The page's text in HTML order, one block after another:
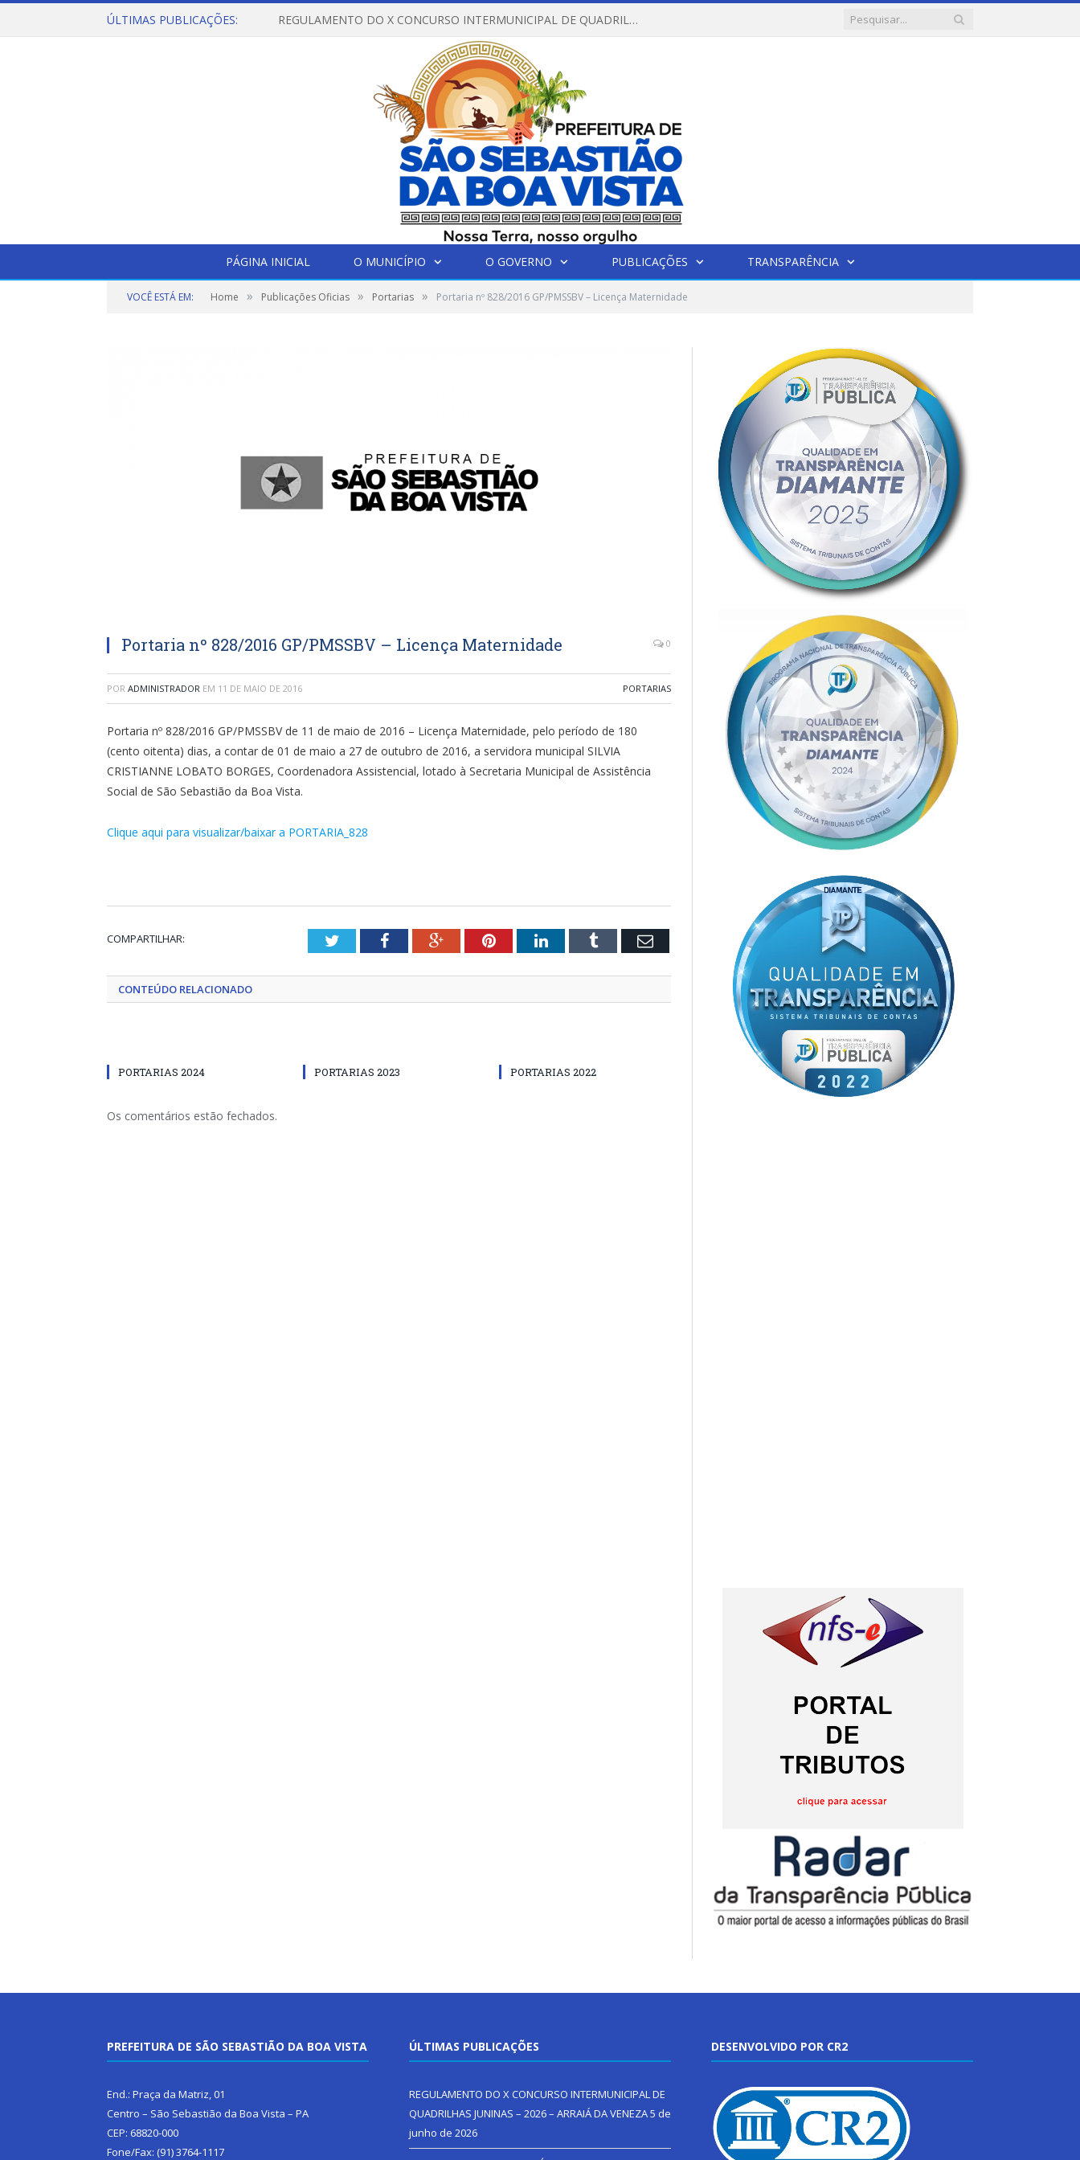
ÚLTIMAS PUBLICAÇÕES: REGULAMENTO DO X CONCURSO INTERMUNICIPAL DE QUADRILHAS JUNINAS – 2026 – ARRAIÁ DA VENEZA
PÁGINA INICIAL O MUNICÍPIO O GOVERNO PUBLICAÇÕES TRANSPARÊNCIA
VOCÊ ESTÁ EM: Home » Publicações Oficias » Portarias » Portaria nº 828/2016 GP/PMSSBV – Licença Maternidade
Portaria nº 828/2016 GP/PMSSBV – Licença Maternidade 0
POR ADMINISTRADOR EM 11 DE MAIO DE 2016 PORTARIAS
Portaria nº 828/2016 GP/PMSSBV de 11 de maio de 2016 – Licença Maternidade, pelo período de 180
(cento oitenta) dias, a contar de 01 de maio a 27 de outubro de 2016, a servidora municipal SILVIA
CRISTIANNE LOBATO BORGES, Coordenadora Assistencial, lotado à Secretaria Municipal de Assistência
Social de São Sebastião da Boa Vista.
Clique aqui para visualizar/baixar a PORTARIA_828
COMPARTILHAR: TwitterFacebookGoogle+PinterestLinkedInTumblr Email
CONTEÚDO RELACIONADO
PORTARIAS 2024 PORTARIAS 2023 PORTARIAS 2022
Os comentários estão fechados.
PREFEITURA DE SÃO SEBASTIÃO DA BOA VISTA
End.: Praça da Matriz, 01
Centro – São Sebastião da Boa Vista – PA
CEP: 68820-000
Fone/Fax: (91) 3764-1117
ÚLTIMAS PUBLICAÇÕES
REGULAMENTO DO X CONCURSO INTERMUNICIPAL DE
QUADRILHAS JUNINAS – 2026 – ARRAIÁ DA VENEZA5 de
junho de 2026
DESENVOLVIDO POR CR2